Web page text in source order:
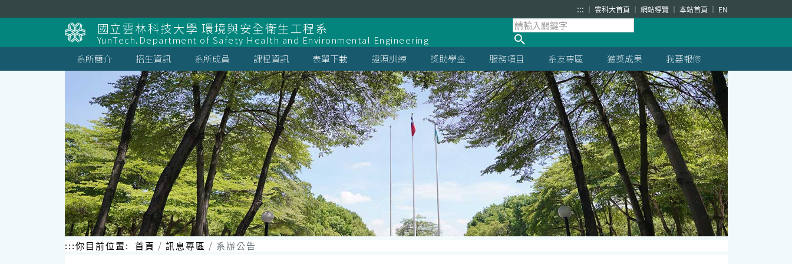
到
主
要
內
容
::: 雲科大首頁 網站導覽 本站首頁 EN
國立雲林科技大學 環境與安全衛生工程系
YunTech.Department of Safety Health and Environmental Engineering
系所簡介
招生資訊 系所成員 課程資訊 表單下載 證照訓練 獎助學金 服務項目 系友專區 獲獎成果 我要報修
:::你目前位置: 首頁 訊息專區 系辦公告